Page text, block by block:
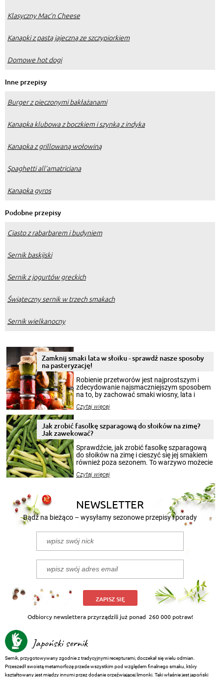
Klasyczny Mac’n Cheese
Kanapki z pastą jajeczną ze szczypiorkiem
Domowe hot dogi
Inne przepisy
Burger z pieczonymi bakłażanami
Kanapka klubowa z boczkiem i szynką z indyka
Kanapka z grillowaną wołowiną
Spaghetti all’amatriciana
Kanapka gyros
Podobne przepisy
Ciasto z rabarbarem i budyniem
Sernik baskijski
Sernik z jogurtów greckich
Świąteczny sernik w trzech smakach
Sernik wielkanocny
Zamknij smaki lata w słoiku - sprawdź nasze sposoby
na pasteryzację!
Robienie przetworów jest najprostszym i
zdecydowanie najsmaczniejszym sposobem
na to, by zachować smaki wiosny, lata i
krajobrazów, by cieszyć nimi oko w sezonie
pełni poczuć atmosferę cieplejszych
miesięcy. Przygotowanie słoików ze
smakowitą zawartością musi obejmować
patenty, które pozwolą zachować świeżość
przetworów.
Czytaj więcej
Jak zrobić fasolkę szparagową do słoików na zimę?
Jak zawekować?
Sprawdźcie, jak zrobić fasolkę szparagową
do słoików na zimę i cieszyć się jej smakiem
również poza sezonem. To warzywo możecie
nasze propozycje!
Czytaj więcej
NEWSLETTER
Bądź na bieżąco – wysyłamy sezonowe przepisy i porady
ZAPISZ SIĘ
Odbiorcy newslettera przyrządzili już ponad 260 000 potraw!
Japoński sernik
Sernik, przygotowywany zgodnie z tradycyjnymi recepturami, doczekał się wielu odmian.
Przeszedł swoistą metamorfozę przede wszystkim pod względem finalnego smaku, który
kształtowany jest między innymi przez dodanie orzeźwiającej limonki. Taki właśnie jest japoński